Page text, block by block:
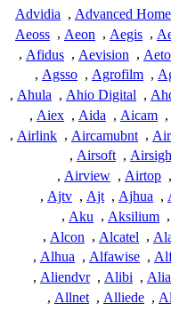
Advanced Home
,
Advidia
,
Aegis
,
Aeon
,
Aeoss
,
Aevision
,
Afidus
,
,
Agrofilm
,
Agsso
,
,
Ahio Digital
,
Ahula
,
,
Aicam
,
Aida
,
Aiex
,
,
Aircamubnt
,
Airlink
,
,
Airsoft
,
,
Airtop
,
Airview
,
,
Ajhua
,
Ajt
,
Ajtv
,
,
Aksilium
,
Aku
,
,
Alcatel
,
Alcon
,
,
Alfawise
,
Alhua
,
,
Alibi
,
Aliendvr
,
,
Alliede
,
Allnet
,